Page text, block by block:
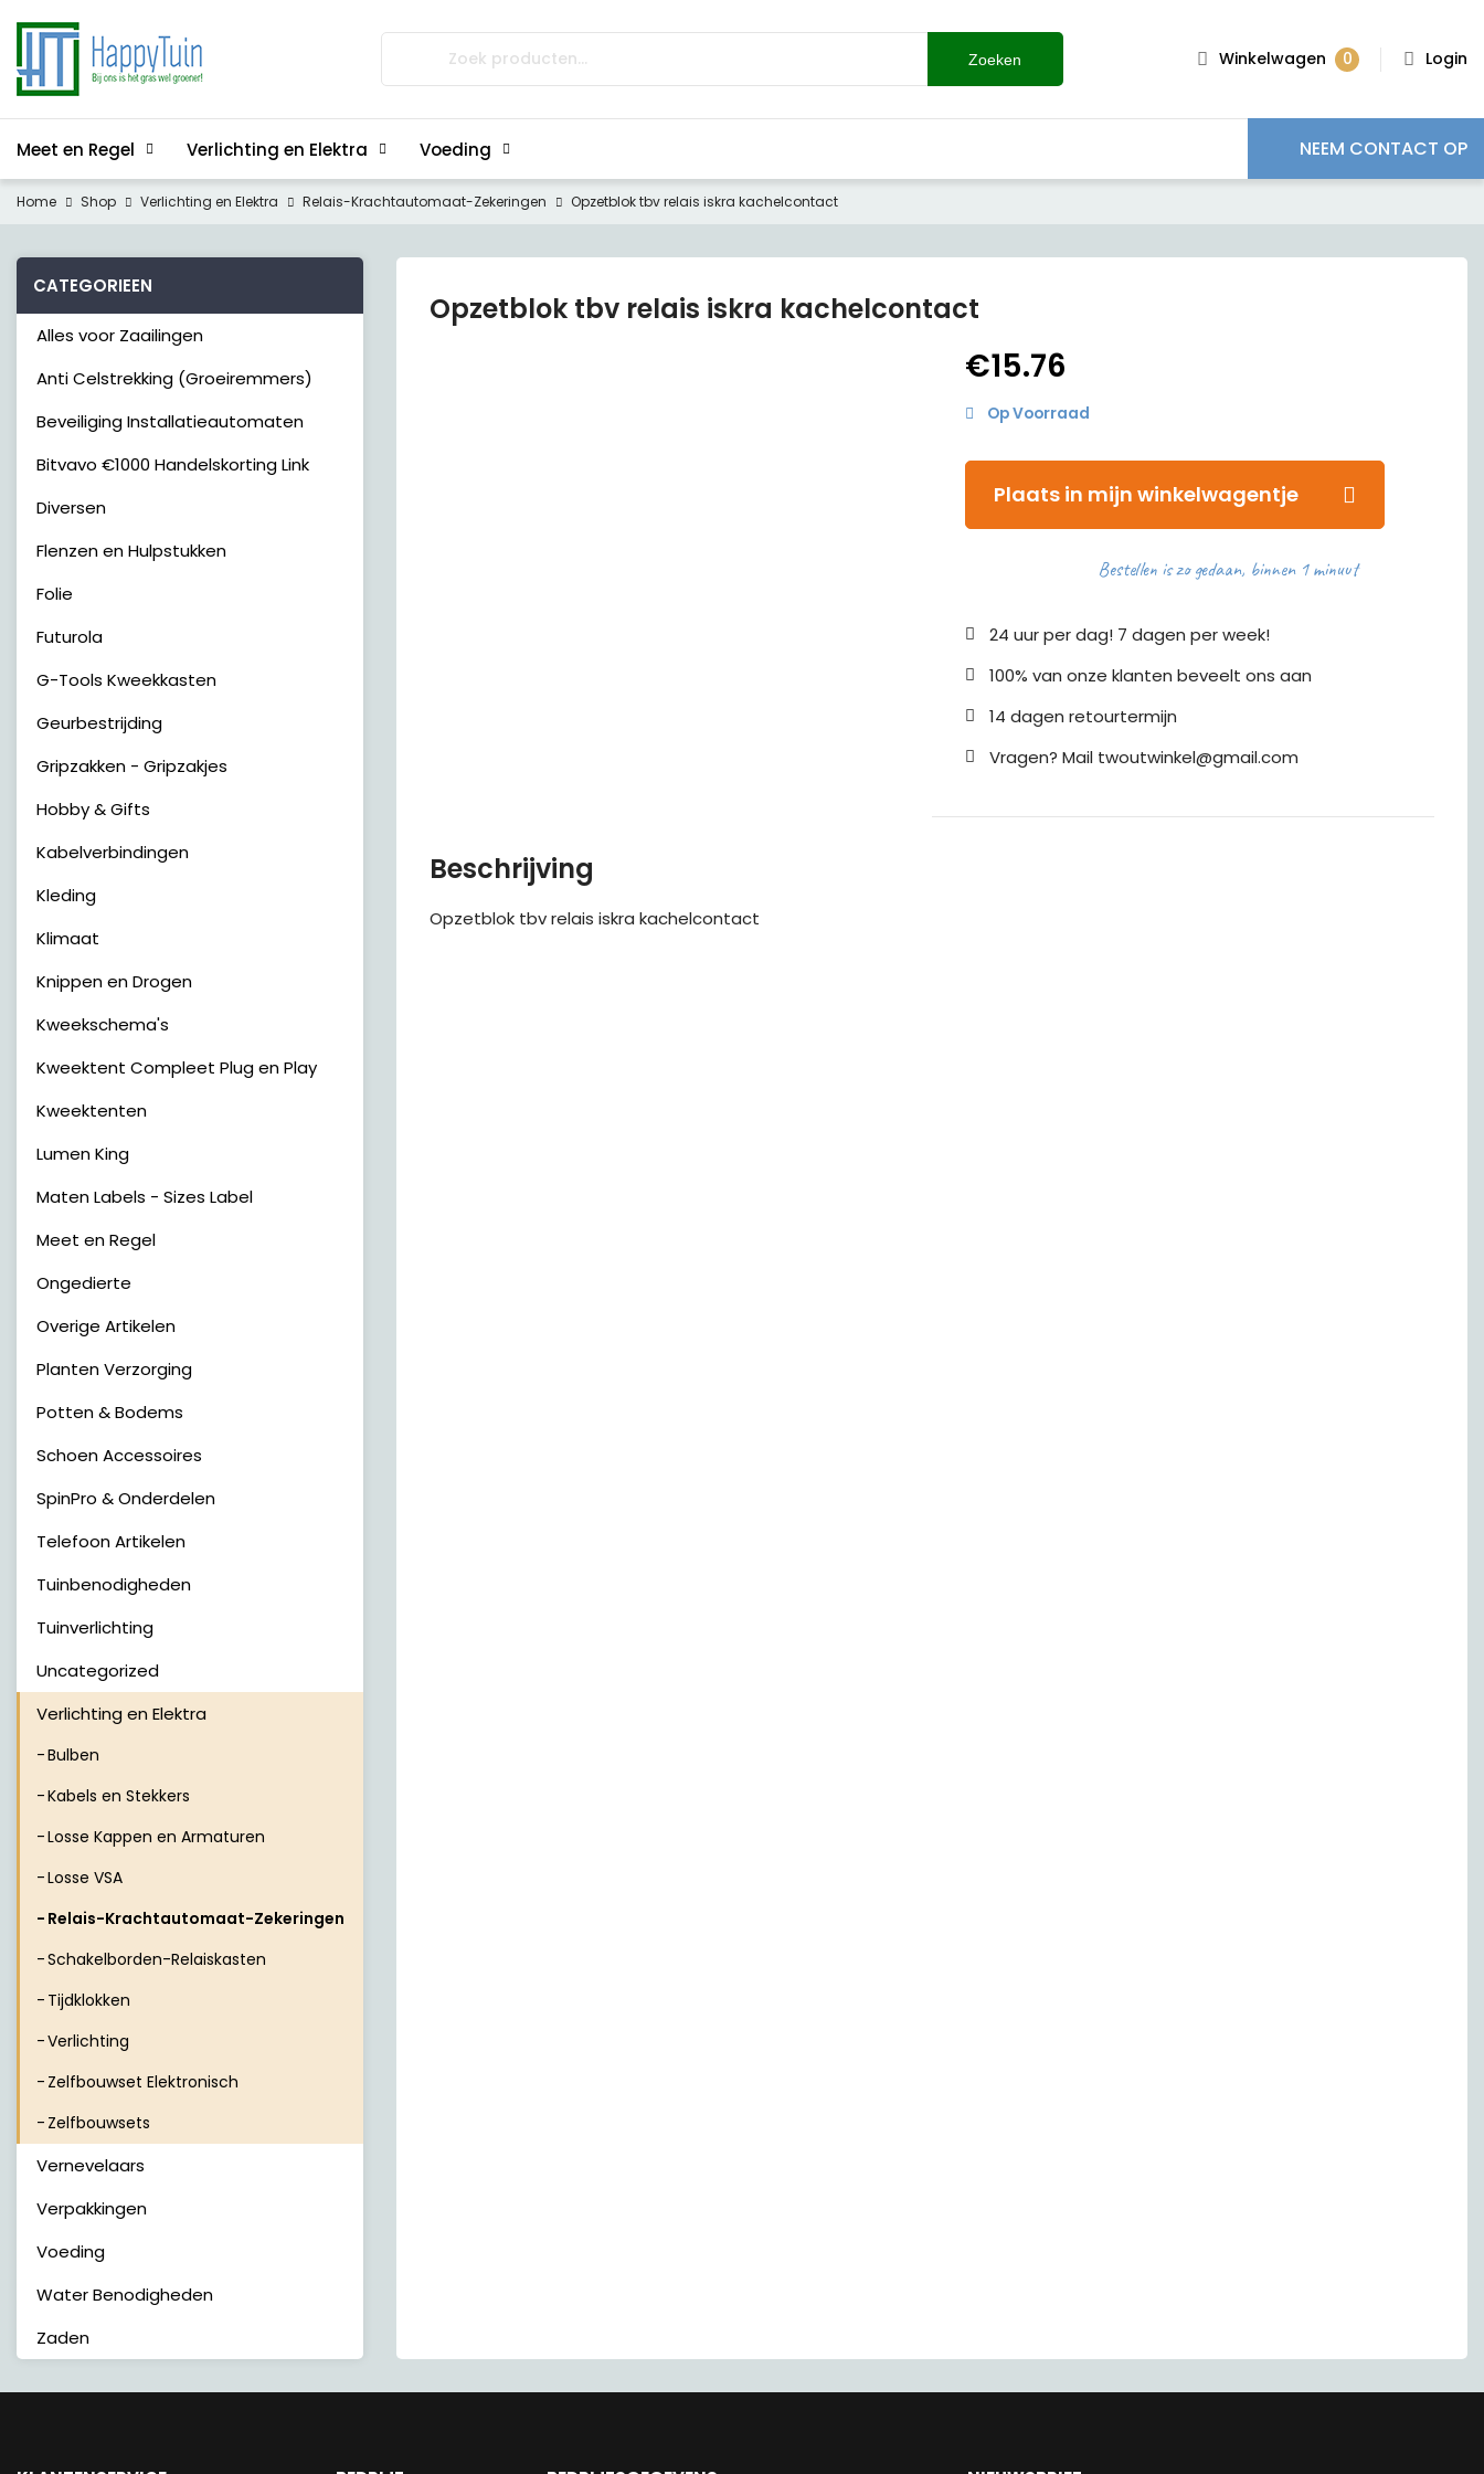
Zoeken Winkelwagen 0 Login
Meet en Regel Verlichting en Elektra Voeding NEEM CONTACT OP
Home Shop Verlichting en Elektra Relais-Krachtautomaat-Zekeringen Opzetblok tbv relais iskra kachelcontact
Opzetblok tbv relais iskra kachelcontact
€15.76
Op Voorraad
Plaats in mijn winkelwagentje
Bestellen is zo gedaan, binnen 1 minuut
24 uur per dag! 7 dagen per week!
100% van onze klanten beveelt ons aan
14 dagen retourtermijn
Vragen? Mail twoutwinkel@gmail.com
Beschrijving
Opzetblok tbv relais iskra kachelcontact
CATEGORIEEN
Alles voor Zaailingen
Anti Celstrekking (Groeiremmers)
Beveiliging Installatieautomaten
Bitvavo €1000 Handelskorting Link
Diversen
Flenzen en Hulpstukken
Folie
Futurola
G-Tools Kweekkasten
Geurbestrijding
Gripzakken - Gripzakjes
Hobby & Gifts
Kabelverbindingen
Kleding
Klimaat
Knippen en Drogen
Kweekschema's
Kweektent Compleet Plug en Play
Kweektenten
Lumen King
Maten Labels - Sizes Label
Meet en Regel
Ongedierte
Overige Artikelen
Planten Verzorging
Potten & Bodems
Schoen Accessoires
SpinPro & Onderdelen
Telefoon Artikelen
Tuinbenodigheden
Tuinverlichting
Uncategorized
Verlichting en Elektra
Bulben
Kabels en Stekkers
Losse Kappen en Armaturen
Losse VSA
Relais-Krachtautomaat-Zekeringen
Schakelborden-Relaiskasten
Tijdklokken
Verlichting
Zelfbouwset Elektronisch
Zelfbouwsets
Vernevelaars
Verpakkingen
Voeding
Water Benodigheden
Zaden